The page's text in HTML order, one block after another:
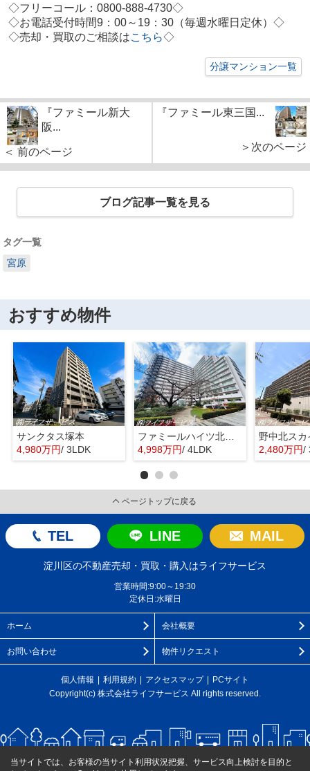
◇フリーコール：0800-888-4730◇
◇お電話受付時間9：00～19：30（毎週水曜日定休）◇
◇売却・買取のご相談はこちら◇
分譲マンション一覧
『ファミール新大
阪...
＜ 前のページ
『ファミール東三国...
＞次のページ
ブログ記事一覧を見る
タグ一覧
宮原
おすすめ物件
サンクタス塚本
4,980万円/ 3LDK
ファミールハイツ北大阪４号棟
4,998万円/ 4LDK
野中北スカ
2,480万円/
ページトップに戻る
TEL LINE MAIL
淀川区の不動産売却・買取・購入はライフサービス
営業時間:9:00～19:30
定休日:水曜日
ホーム 会社概要
お問い合わせ 物件リクエスト
個人情報 利用規約 アクセスマップ
PCサイト
Copyright(c) 株式会社ライフサービス All rights reserved.
当サイトでは、お客様の当サイト利用状況把握、サービス向上検討を目的と